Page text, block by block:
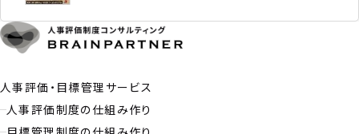
人事評価・目標管理サービス
人事評価制度の仕組み作り